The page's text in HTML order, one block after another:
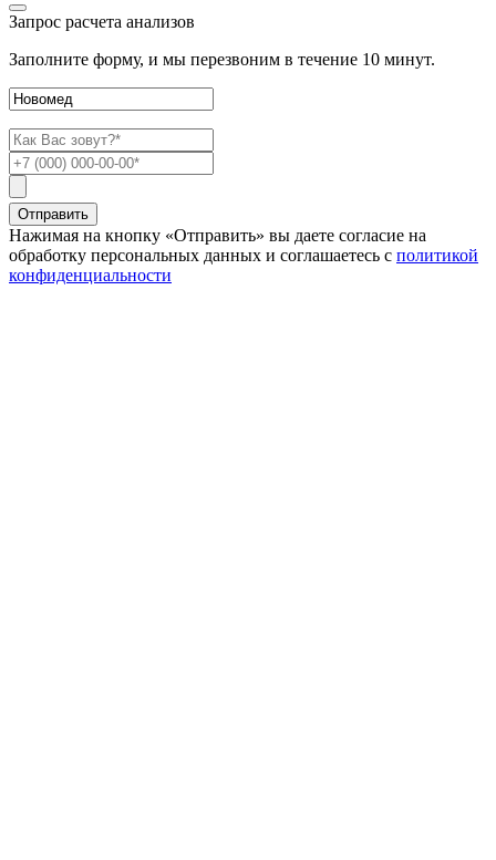
Запрос расчета анализов
Заполните форму, и мы перезвоним в течение 10 минут.
Отправить
Нажимая на кнопку «Отправить» вы даете согласие на
обработку персональных данных и соглашаетесь c политикой
конфиденциальности